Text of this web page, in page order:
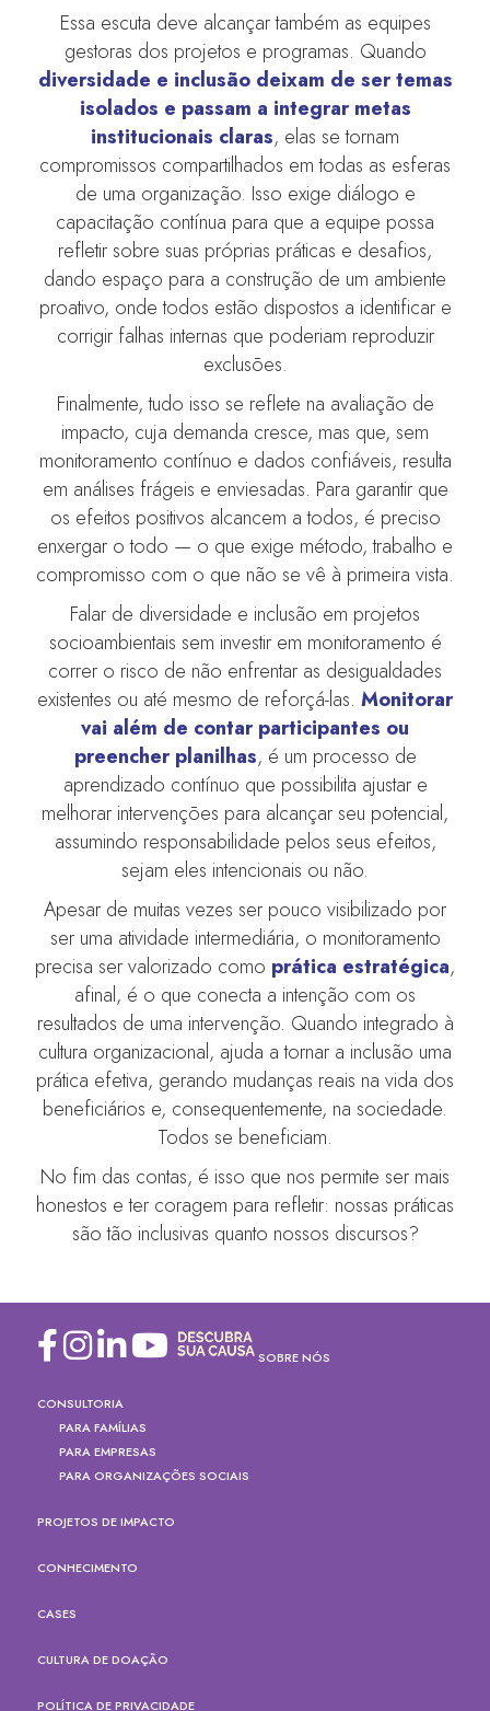
Essa escuta deve alcançar também as equipes
gestoras dos projetos e programas. Quando
diversidade e inclusão deixam de ser temas
isolados e passam a integrar metas
institucionais claras, elas se tornam
compromissos compartilhados em todas as esferas
de uma organização. Isso exige diálogo e
capacitação contínua para que a equipe possa
refletir sobre suas próprias práticas e desafios,
dando espaço para a construção de um ambiente
proativo, onde todos estão dispostos a identificar e
corrigir falhas internas que poderiam reproduzir
exclusões.
Finalmente, tudo isso se reflete na avaliação de
impacto, cuja demanda cresce, mas que, sem
monitoramento contínuo e dados confiáveis, resulta
em análises frágeis e enviesadas. Para garantir que
os efeitos positivos alcancem a todos, é preciso
enxergar o todo — o que exige método, trabalho e
compromisso com o que não se vê à primeira vista.
Falar de diversidade e inclusão em projetos
socioambientais sem investir em monitoramento é
correr o risco de não enfrentar as desigualdades
existentes ou até mesmo de reforçá-las. Monitorar
vai além de contar participantes ou
preencher planilhas, é um processo de
aprendizado contínuo que possibilita ajustar e
melhorar intervenções para alcançar seu potencial,
assumindo responsabilidade pelos seus efeitos,
sejam eles intencionais ou não.
Apesar de muitas vezes ser pouco visibilizado por
ser uma atividade intermediária, o monitoramento
precisa ser valorizado como prática estratégica,
afinal, é o que conecta a intenção com os
resultados de uma intervenção. Quando integrado à
cultura organizacional, ajuda a tornar a inclusão uma
prática efetiva, gerando mudanças reais na vida dos
beneficiários e, consequentemente, na sociedade.
Todos se beneficiam.
No fim das contas, é isso que nos permite ser mais
honestos e ter coragem para refletir: nossas práticas
são tão inclusivas quanto nossos discursos?
SOBRE NÓS
CONSULTORIA
PARA FAMÍLIAS
PARA EMPRESAS
PARA ORGANIZAÇÕES SOCIAIS
PROJETOS DE IMPACTO
CONHECIMENTO
CASES
CULTURA DE DOAÇÃO
POLÍTICA DE PRIVACIDADE